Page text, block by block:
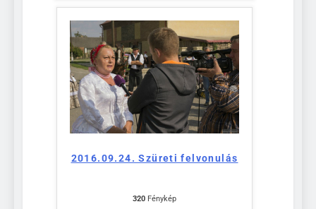
2016.09.24. Szüreti felvonulás
320 Fénykép